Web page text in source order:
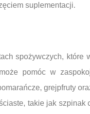
suplementacji.
spożywczych, które
pomóc w
grejpfruty
takie jak szpinak